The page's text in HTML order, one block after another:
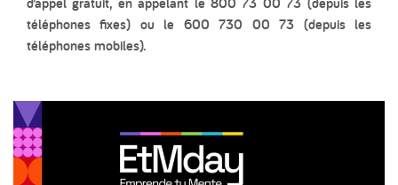
téléphones fixes) ou le 600 730 00 73 (depuis les
téléphones mobiles).